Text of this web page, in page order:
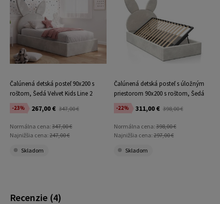
Recenzie (4)
Čalúnená detská posteľ 90x200 s
roštom, Šedá Velvet Kids Line 2
Králik
-23% 267,00 € 347,00 €
Normálna cena: 347,00 €
Najnižšia cena: 247,00 €
Skladom
Čalúnená detská posteľ s úložným
priestorom 90x200 s roštom, Šedá
Velvet Kids Line 2 Králik
-22% 311,00 € 398,00 €
Normálna cena:398,00 €
Najnižšia cena:297,00 €
Skladom